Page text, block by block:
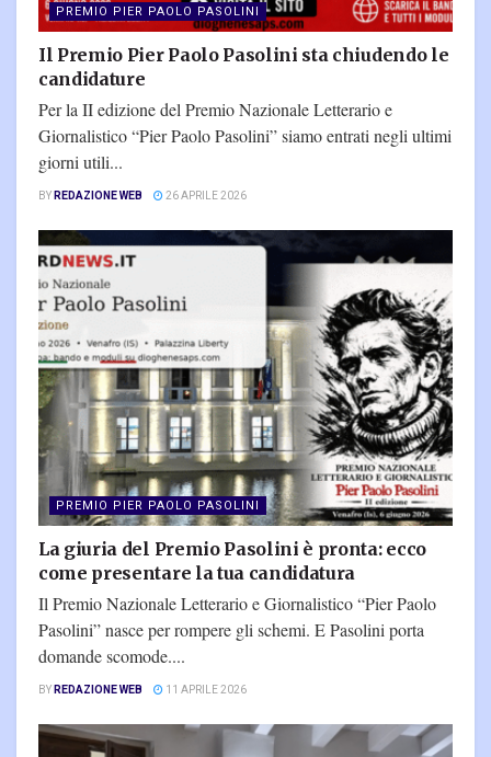
PREMIO PIER PAOLO PASOLINI
Il Premio Pier Paolo Pasolini sta chiudendo le
candidature
Per la II edizione del Premio Nazionale Letterario e
Giornalistico “Pier Paolo Pasolini” siamo entrati negli ultimi
giorni utili...
BYREDAZIONE WEB 26 APRILE 2026
PREMIO PIER PAOLO PASOLINI
La giuria del Premio Pasolini è pronta: ecco
come presentare la tua candidatura
Il Premio Nazionale Letterario e Giornalistico “Pier Paolo
Pasolini” nasce per rompere gli schemi. E Pasolini porta
domande scomode....
BYREDAZIONE WEB 11 APRILE 2026